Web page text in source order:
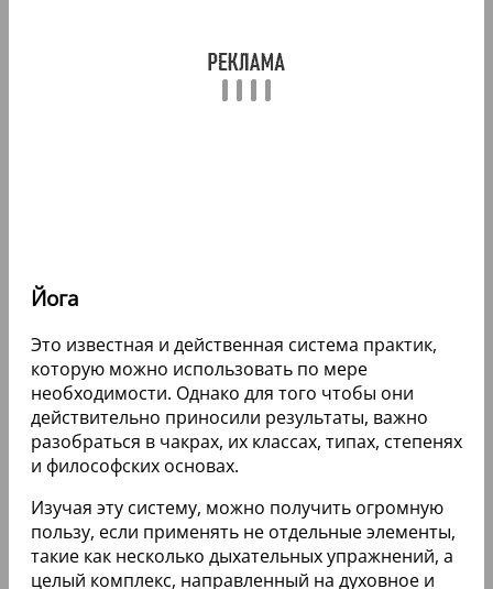
Йога
Это известная и действенная система практик,
которую можно использовать по мере
необходимости. Однако для того чтобы они
действительно приносили результаты, важно
разобраться в чакрах, их классах, типах, степенях
и философских основах.
Изучая эту систему, можно получить огромную
пользу, если применять не отдельные элементы,
такие как несколько дыхательных упражнений, а
целый комплекс, направленный на духовное и